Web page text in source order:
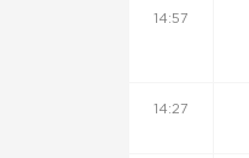
14:57
14:27